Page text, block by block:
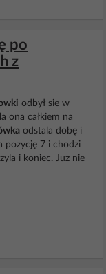
po
z
odbył sie w
ona całkiem na
odstala dobę i
pozycję 7 i chodzi
i koniec. Juz nie